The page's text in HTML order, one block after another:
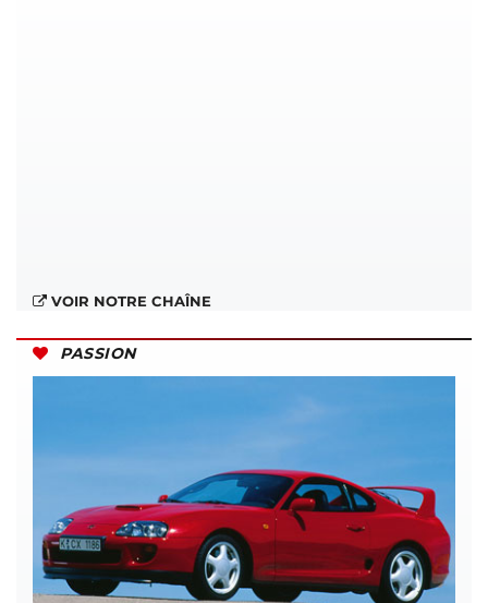
VOIR NOTRE CHAÎNE
PASSION